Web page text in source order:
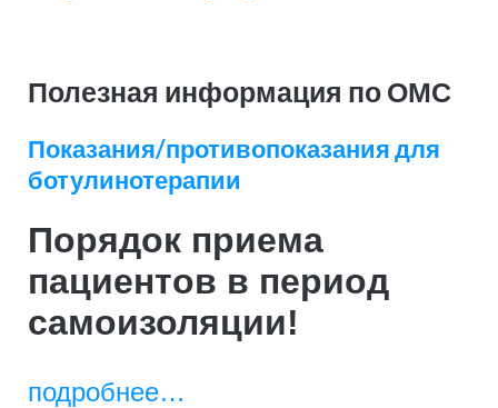
Полезная информация по ОМС
Показания/противопоказания для
ботулинотерапии
Порядок приема
пациентов в период
самоизоляции!
подробнее…